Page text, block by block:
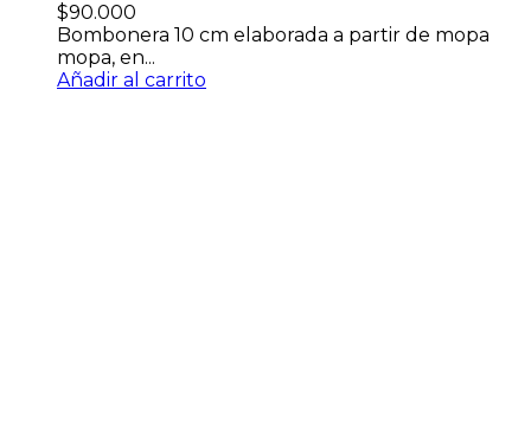
$90.000
Bombonera 10 cm elaborada a partir de mopa
mopa, en...
Añadir al carrito